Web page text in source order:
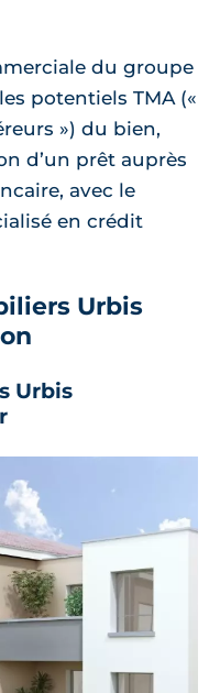
du groupe
potentiels TMA («
») du bien,
d’un prêt auprès
avec le
en crédit
Urbis
Urbis